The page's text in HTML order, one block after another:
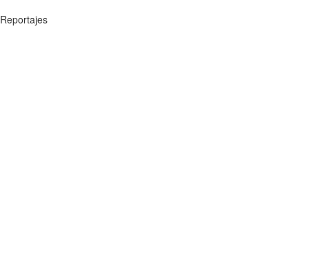
Reportajes